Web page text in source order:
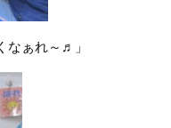
ぁれ～♬」